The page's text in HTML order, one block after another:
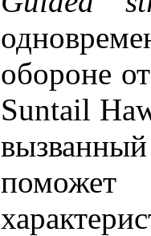
обороне
Suntail